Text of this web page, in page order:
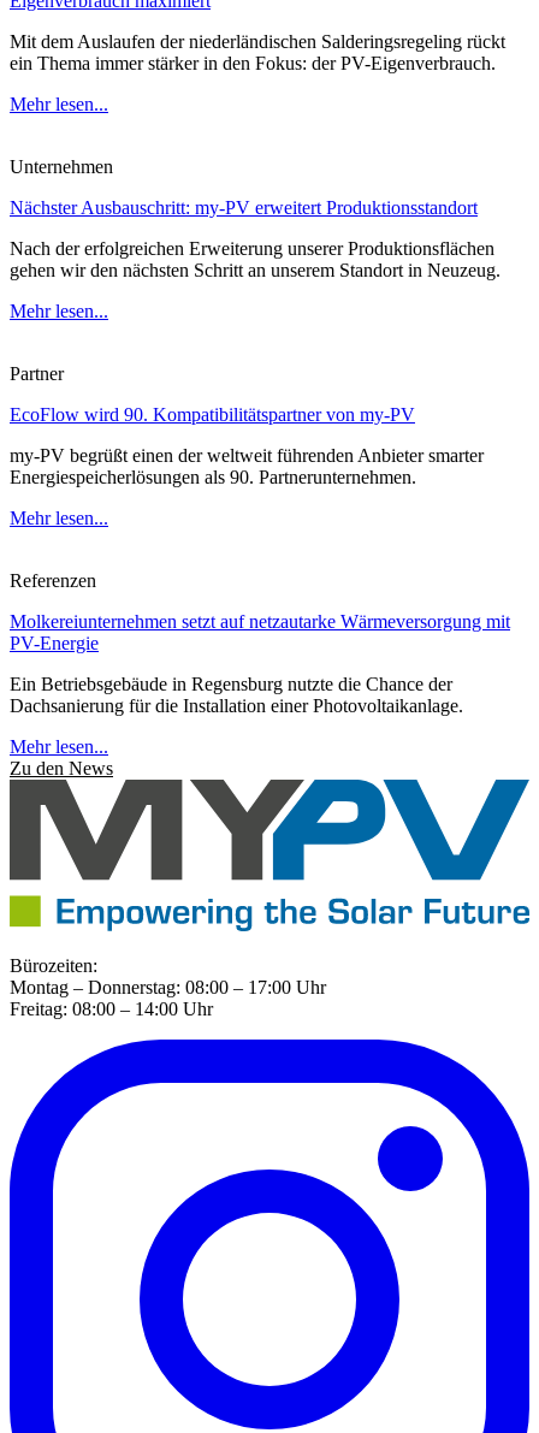
Mit dem Auslaufen der niederländischen Salderingsregeling rückt
ein Thema immer stärker in den Fokus: der PV-Eigenverbrauch.
Mehr lesen...
Unternehmen
Nächster Ausbauschritt: my-PV erweitert Produktionsstandort
Nach der erfolgreichen Erweiterung unserer Produktionsflächen
gehen wir den nächsten Schritt an unserem Standort in Neuzeug.
Mehr lesen...
Partner
EcoFlow wird 90. Kompatibilitätspartner von my-PV
my-PV begrüßt einen der weltweit führenden Anbieter smarter
Energiespeicherlösungen als 90. Partnerunternehmen.
Mehr lesen...
Referenzen
Molkereiunternehmen setzt auf netzautarke Wärmeversorgung mit
PV-Energie
Ein Betriebsgebäude in Regensburg nutzte die Chance der
Dachsanierung für die Installation einer Photovoltaikanlage.
Mehr lesen...
Zu den News
Bürozeiten:
Montag – Donnerstag: 08:00 – 17:00 Uhr
Freitag: 08:00 – 14:00 Uhr